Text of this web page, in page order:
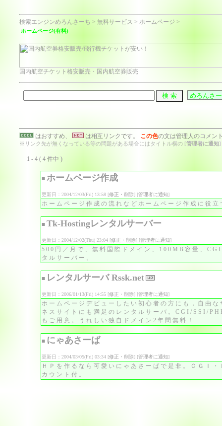
検索エンジンめろんさーち>無料サービス>ホームページ>
ホームページ(有料)
国内航空チケット格安販売・国内航空券販売
はおすすめ、 は相互リンクです。この色の文は管理人のコメン
※リンク先が無くなっている等の問題がある場合にはタイトル横の [管理者に通知]
1 - 4 ( 4 件中 )
■ ホームページ作成
更新日：2004/12/03(Fri) 13:58 [修正・削除] [管理者に通知]
ホームページ作成の流れなどホームページ作成に役
■ Tk-Hostingレンタルサーバー
更新日：2004/12/02(Thu) 23:04 [修正・削除] [管理者に通知]
500円／月で、無料国際ドメイン、100MB容量、
タルサーバー。
■ レンタルサーバ Rssk.net
更新日：2006/01/13(Fri) 14:55 [修正・削除] [管理者に通知]
ホームページデビューしたい初心者の方にも，自由
ネスサイトにも満足のレンタルサーバ。CGI/SSI/
もご用意。うれしい独自ドメイン2年間無料！
■ にゃあさーば
更新日：2004/03/05(Fri) 03:34 [修正・削除] [管理者に通知]
ＨＰを作るなら可愛いにゃあさーばで是非。ＣＧＩ
カウント付。